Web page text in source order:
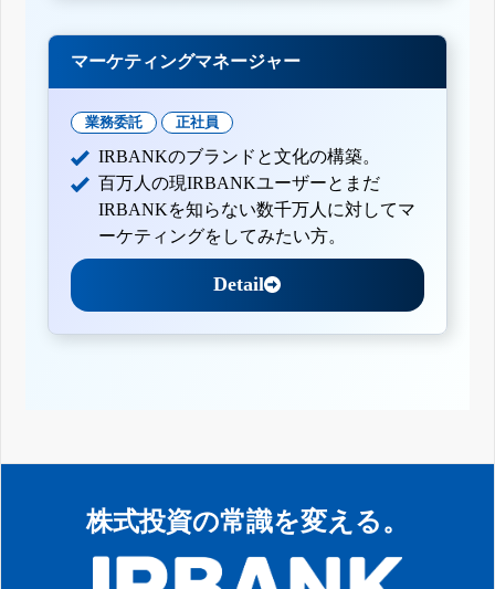
マーケティングマネージャー
業務委託 正社員
IRBANKのブランドと文化の構築。
百万人の現IRBANKユーザーとまだ
IRBANKを知らない数千万人に対してマ
ーケティングをしてみたい方。
Detail
株式投資の常識を変える。